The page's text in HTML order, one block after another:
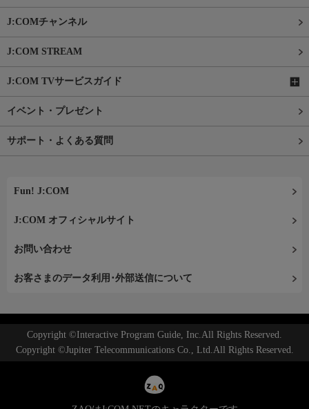
J:COMチャンネル
J:COM STREAM
J:COM TVサービスガイド
イベント・プレゼント
サポート・よくある質問
Fun! J:COM
J:COM オフィシャルサイト
お問い合わせ
お客さまのデータ利用･外部送信について
Copyright ©Interactive Program Guide, Inc.All Rights Reserved.
Copyright ©Jupiter Telecommunications Co., Ltd.All Rights Reserved.